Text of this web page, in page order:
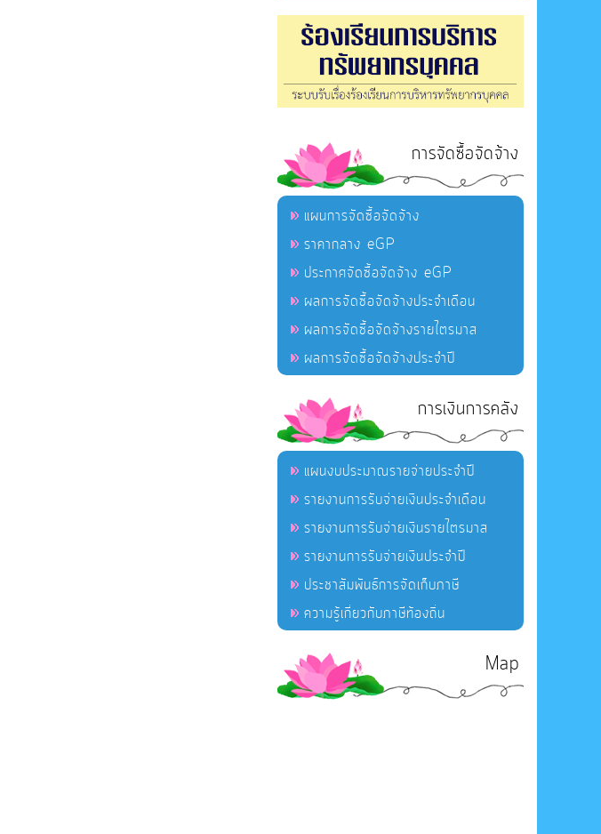
การจัดซื้อจัดจ้าง
แผนการจัดซื้อจัดจ้าง
ราคากลาง eGP
ประกาศจัดซื้อจัดจ้าง eGP
ผลการจัดซื้อจัดจ้างประจำเดือน
ผลการจัดซื้อจัดจ้างรายไตรมาส
ผลการจัดซื้อจัดจ้างประจำปี
การเงินการคลัง
แผนงบประมาณรายจ่ายประจำปี
รายงานการรับจ่ายเงินประจำเดือน
รายงานการรับจ่ายเงินรายไตรมาส
รายงานการรับจ่ายเงินประจำปี
ประชาสัมพันธ์การจัดเก็บภาษี
ความรู้เกี่ยวกับภาษีท้องถิ่น
Map